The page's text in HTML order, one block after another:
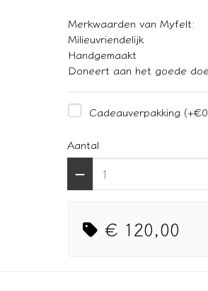
Merkwaarden van Myfelt:
Milieuvriendelijk
Handgemaakt
Doneert aan het goede
Cadeauverpakking
Aantal
€ 120,00